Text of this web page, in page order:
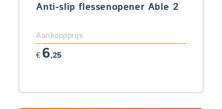
Anti-slip flessenopener Able 2
Aankoopprijs
€ 6,25